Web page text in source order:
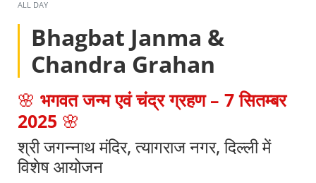
ALL DAY
Bhagbat Janma &
Chandra Grahan
🌸 भगवत जन्म एवं चंद्र ग्रहण – 7 सितम्बर
2025 🌸
श्री जगन्नाथ मंदिर, त्यागराज नगर, दिल्ली में
विशेष आयोजन